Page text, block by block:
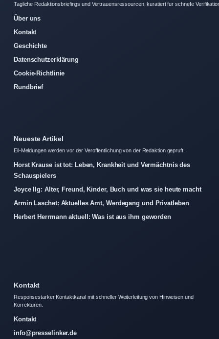
Tagliche Redaktionsbriefings und Vertrauensressourcen, kuratiert fur schnelle
Über uns
Kontakt
Geschichte
Datenschutzerklärung
Cookie-Richtlinie
Rundbrief
Neueste Artikel
Eil-Meldungen werden vor der Veroffentlichung von der Redaktion gepruft.
Horst Krause ist tot: Leben, Krankheit und Vermächtnis des
Schauspielers
Joyce Ilg: Alter, Freund, Kinder, Buch und was sie heute macht
Armin Laschet: Aktuelles Amt, Werdegang und Privatleben
Herbert Herrmann aktuell: Was ist aus ihm geworden
Kontakt
Responsestarker Kontaktkanal mit schneller Weiterleitung von Hinweisen und
Korrekturen.
Kontakt
info@presselinker.de